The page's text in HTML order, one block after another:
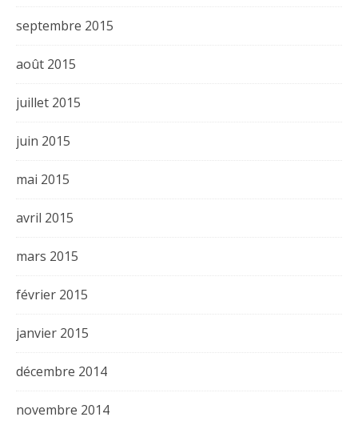
septembre 2015
août 2015
juillet 2015
juin 2015
mai 2015
avril 2015
mars 2015
février 2015
janvier 2015
décembre 2014
novembre 2014